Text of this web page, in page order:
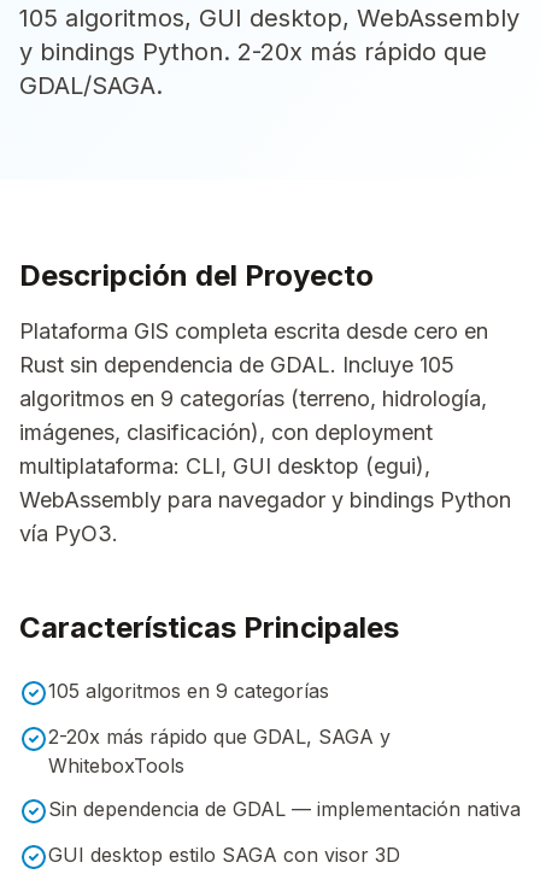
105 algoritmos, GUI desktop, WebAssembly
y bindings Python. 2-20x más rápido que
GDAL/SAGA.
Descripción del Proyecto
Plataforma GIS completa escrita desde cero en
Rust sin dependencia de GDAL. Incluye 105
algoritmos en 9 categorías (terreno, hidrología,
imágenes, clasificación), con deployment
multiplataforma: CLI, GUI desktop (egui),
WebAssembly para navegador y bindings Python
vía PyO3.
Características Principales
105 algoritmos en 9 categorías
2-20x más rápido que GDAL, SAGA y
WhiteboxTools
Sin dependencia de GDAL — implementación nativa
GUI desktop estilo SAGA con visor 3D